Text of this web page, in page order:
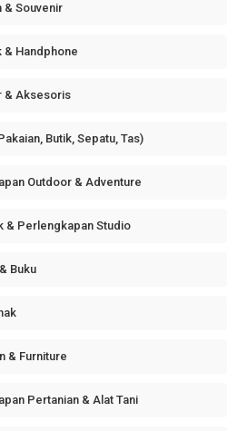
& Souvenir
Handphone
& Aksesoris
Butik, Sepatu, Tas)
Outdoor & Adventure
& Perlengkapan Studio
Buku
& Furniture
Pertanian & Alat Tani